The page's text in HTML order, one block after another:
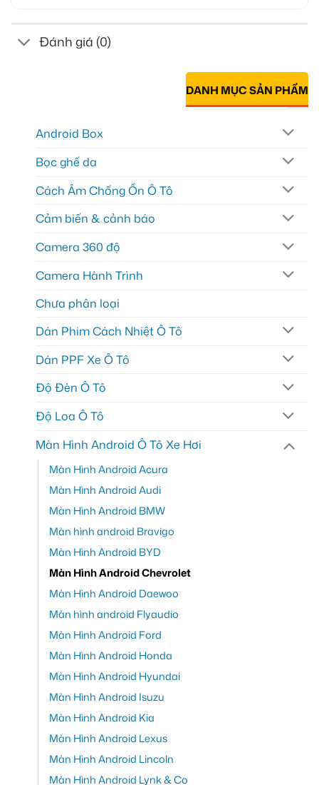
Đánh giá (0)
DANH MỤC SẢN PHẨM
Android Box
Bọc ghế da
Cách Âm Chống Ồn Ô Tô
Cảm biến & cảnh báo
Camera 360 độ
Camera Hành Trình
Chưa phân loại
Dán Phim Cách Nhiệt Ô Tô
Dán PPF Xe Ô Tô
Độ Đèn Ô Tô
Độ Loa Ô Tô
Màn Hình Android Ô Tô Xe Hơi
Màn Hình Android Acura
Màn Hình Android Audi
Màn Hình Android BMW
Màn hình android Bravigo
Màn Hình Android BYD
Màn Hình Android Chevrolet
Màn Hình Android Daewoo
Màn hình android Flyaudio
Màn Hình Android Ford
Màn Hình Android Honda
Màn Hình Android Hyundai
Màn Hình Android Isuzu
Màn Hình Android Kia
Màn Hình Android Lexus
Màn Hình Android Lincoln
Màn Hình Android Lynk & Co